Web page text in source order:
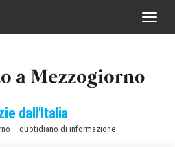
C
dall'Italia
– quotidiano di informazione